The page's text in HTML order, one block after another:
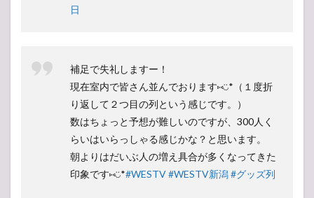
日
補足で失礼しますー！
現在室内で皆さん並んでおります⑅︎◡̈︎*（１度折
り返して２つ目の列という感じです。）
数はちょっと予想が難しいのですが、300人く
らいはいらっしゃる感じかな？と思います。
朝よりはだいぶ人の増え具合が多くなってきた
印象です⑅︎◡̈︎*#WESTV#WESTV新潟#グッズ列